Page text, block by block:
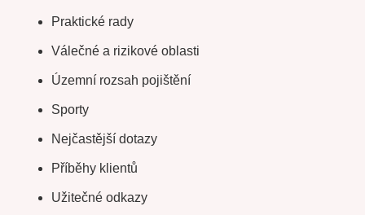
Praktické rady
Válečné a rizikové oblasti
Územní rozsah pojištění
Sporty
Nejčastější dotazy
Příběhy klientů
Užitečné odkazy